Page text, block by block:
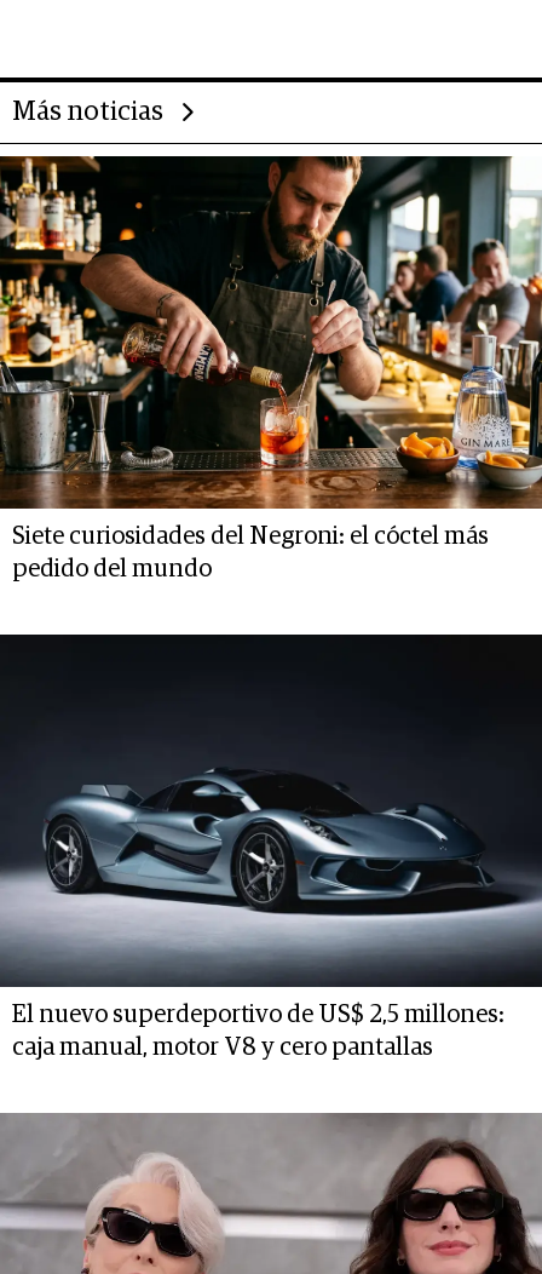
Más noticias
Siete curiosidades del Negroni: el cóctel más
pedido del mundo
El nuevo superdeportivo de US$ 2,5 millones:
caja manual, motor V8 y cero pantallas